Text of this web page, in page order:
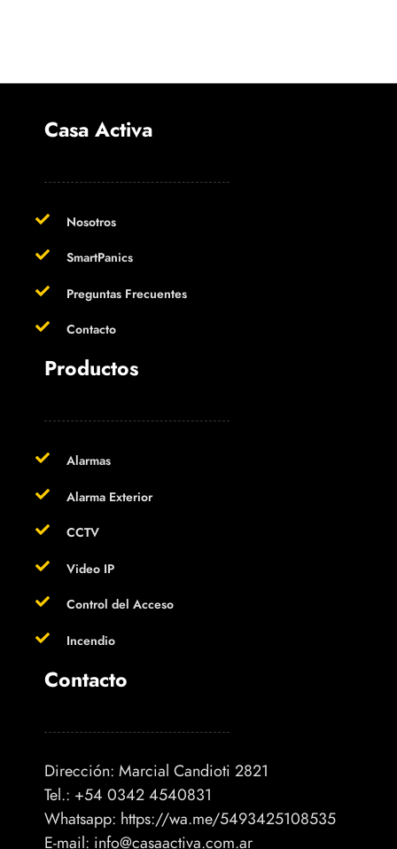
Casa Activa
Nosotros
SmartPanics
Preguntas Frecuentes
Contacto
Productos
Alarmas
Alarma Exterior
CCTV
Video IP
Control del Acceso
Incendio
Contacto
Dirección: Marcial Candioti 2821
Tel.: +54 0342 4540831
Whatsapp: https://wa.me/5493425108535
E-mail: info@casaactiva.com.ar